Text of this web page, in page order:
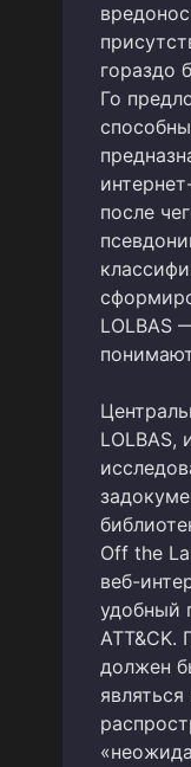
гораздо
Го
после
LOLBAS
Off the
веб-
удобный
должен